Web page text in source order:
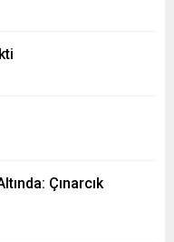
Çınarcık